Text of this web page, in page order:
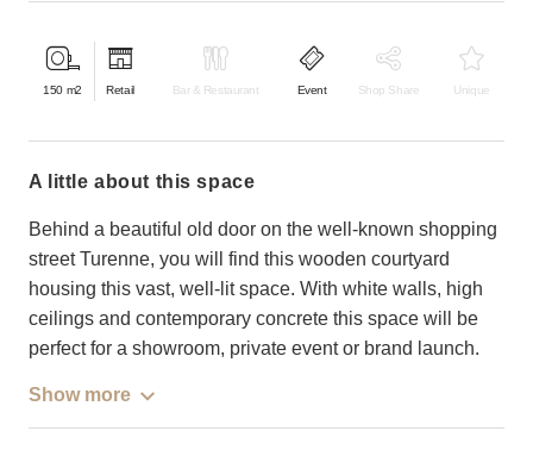
150 m2 Retail Bar & Restaurant Event Shop Share Unique
a little about this space
Behind a beautiful old door on the well-known shopping
street Turenne, you will find this wooden courtyard
housing this vast, well-lit space. With white walls, high
ceilings and contemporary concrete this space will be
perfect for a showroom, private event or brand launch.
Show more